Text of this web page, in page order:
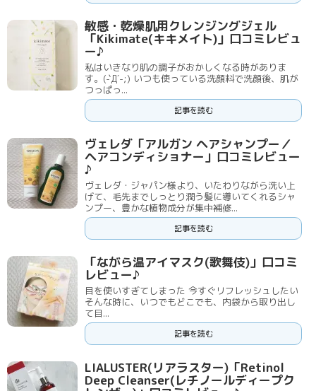
敏感・乾燥肌用クレンジングジェル
「Kikimate(キキメイト)」口コミレビュ
ー♪
私はいきなり肌の調子がおかしくなる時がありま
す。(-`Д´-;) いつも使っている洗顔料で洗顔後、肌が
つっぱっ...
記事を読む
ヴェレダ「アルガン ヘアシャンプー／
ヘアコンディショナー」口コミレビュー
♪
ヴェレダ・ジャパン様より、いたわりながら洗い上
げて、毛先までしっとり潤う髪に導いてくれるシャ
ンプー、豊かな植物成分が集中補修...
記事を読む
「ながら温アイマスク(歌舞伎)」口コミ
レビュー♪
目を使いすぎてしまった 今すぐリフレッシュしたい
そんな時に、いつでもどこでも、内袋から取り出し
て目...
記事を読む
LIALUSTER(リアラスター)「Retinol
Deep Cleanser(レチノールディープク